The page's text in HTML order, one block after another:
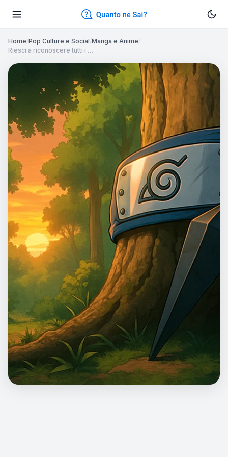
Home/Pop Culture e Social/Manga e Anime/
Riesci a riconoscere tutti i …